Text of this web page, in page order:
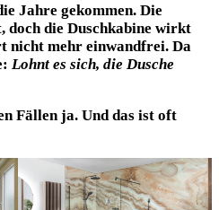
Jahre gekommen. Die
doch die Duschkabine wirkt
nicht mehr einwandfrei. Da
Lohnt es sich, die Dusche
Fällen ja. Und das ist oft